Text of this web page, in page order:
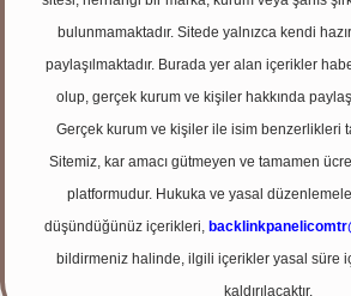
bulunmamaktadır. Sitede yalnızca kendi
paylaşılmaktadır. Burada yer alan içerikler
olup, gerçek kurum ve kişiler hakkında
Gerçek kurum ve kişiler ile isim benzerlikleri
Sitemiz, kar amacı gütmeyen ve tamamen
platformudur. Hukuka ve yasal
düşündüğünüz içerikleri,
bildirmeniz halinde, ilgili içerikler yasal süre
kaldırılacaktır.